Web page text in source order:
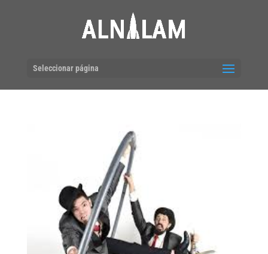
Seleccionar página